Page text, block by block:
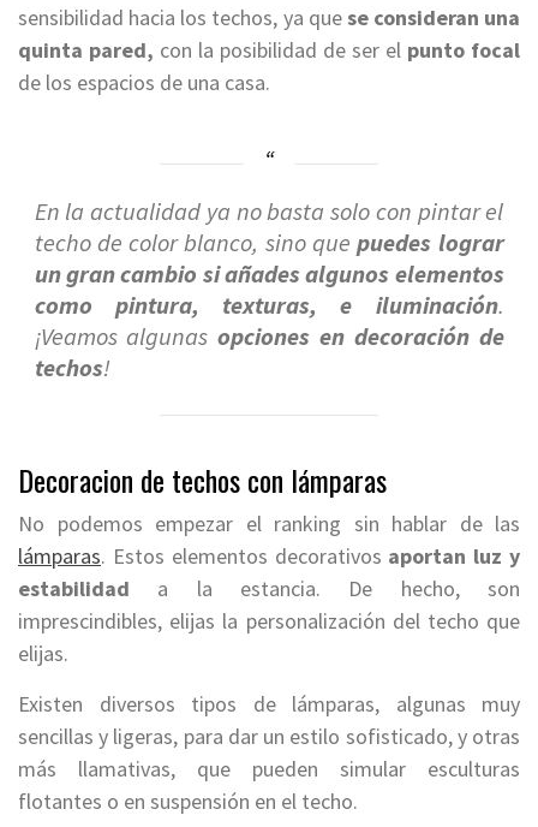
sensibilidad hacia los techos, ya quese consideran una
quinta pared, con la posibilidad de ser el punto focal
de los espacios de una casa.
En la actualidad ya no basta solo con pintar el
techo de color blanco, sino quepuedes lograr
un gran cambio si añades algunos elementos
como pintura, texturas, e iluminación.
¡Veamos algunasopciones en decoración de
techos!
Decoracion de techos con lámparas
No podemos empezar el ranking sin hablar de las
lámparas. Estos elementos decorativos aportan luz y
estabilidad a la estancia. De hecho, son
imprescindibles, elijas la personalización del techo que
elijas.
Existen diversos tipos de lámparas, algunas muy
sencillas y ligeras, para dar un estilo sofisticado, y otras
más llamativas, que pueden simular esculturas
flotantes o en suspensión en el techo.